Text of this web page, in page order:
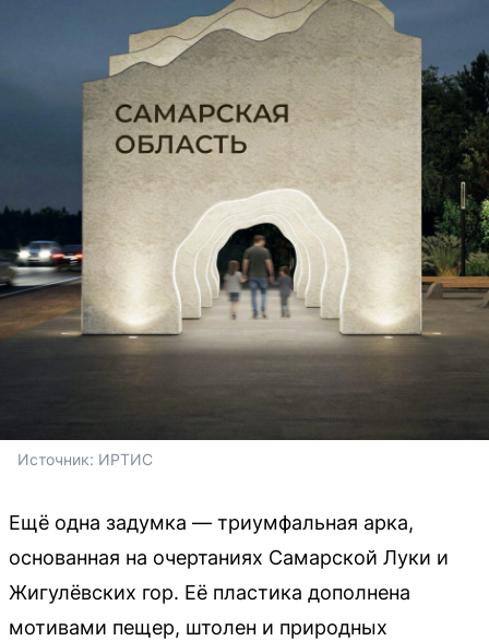
Источник: ИРТИС
Ещё одна задумка — триумфальная арка,
основанная на очертаниях Самарской Луки и
Жигулёвских гор. Её пластика дополнена
мотивами пещер, штолен и природных